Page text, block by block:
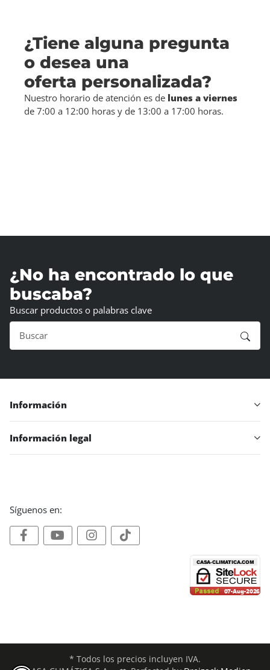
¿Tiene alguna pregunta
o desea una
oferta personalizada?
Nuestro horario de atención es de lunes a viernes
de 7:00 a 12:00 horas y de 13:00 a 17:00 horas.
¿No ha encontrado lo que
buscaba?
Buscar productos o palabras clave
Información
Información legal
Síguenos en:
* Todos los precios incluyen IVA.